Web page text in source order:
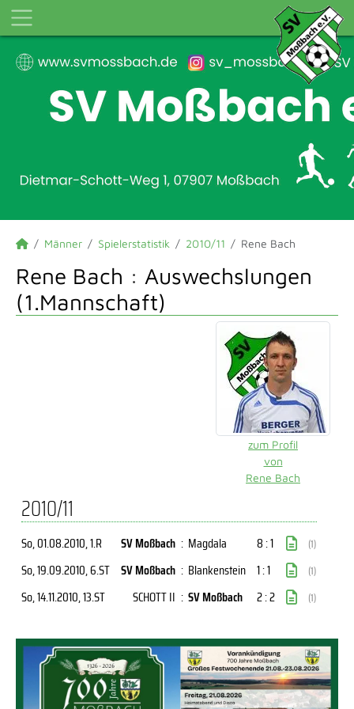
Männer Spielerstatistik 2010/11 Rene Bach
Rene Bach : Auswechslungen
(1.Mannschaft)
zum Profil
von
Rene Bach
2010/11
So, 01.08.2010, 1.R SV Moßbach : Magdala 8 : 1 (1)
So, 19.09.2010, 6.ST SV Moßbach : Blankenstein 1 : 1 (1)
So, 14.11.2010, 13.ST SCHOTT II : SV Moßbach 2 : 2 (1)